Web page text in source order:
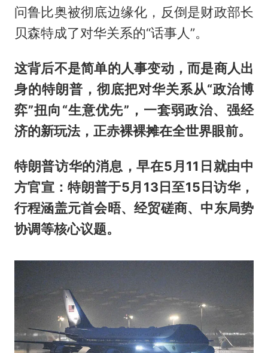
问鲁比奥被彻底边缘化，反倒是财政部长
贝森特成了对华关系的“话事人”。
这背后不是简单的人事变动，而是商人出
身的特朗普，彻底把对华关系从“政治博
弈”扭向“生意优先”，一套弱政治、强经
济的新玩法，正赤裸裸摊在全世界眼前。
特朗普访华的消息，早在5月11日就由中
方官宣：特朗普于5月13日至15日访华，
行程涵盖元首会晤、经贸磋商、中东局势
协调等核心议题。